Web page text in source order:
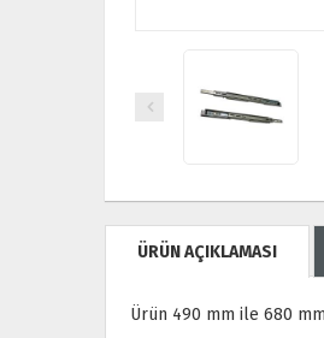
ÜRÜN AÇIKLAMASI
Ürün 490 mm ile 680